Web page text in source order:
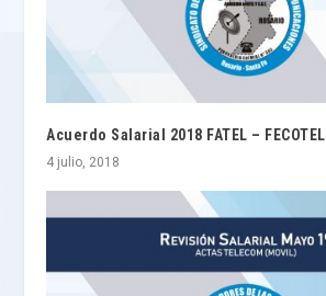
Acuerdo Salarial 2018 FATEL – FECOTEL
4 julio, 2018